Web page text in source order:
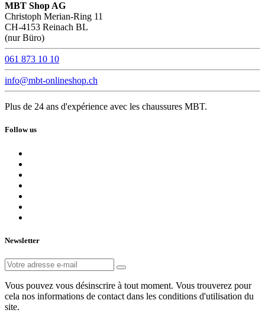
MBT Shop AG
Christoph Merian-Ring 11
CH-4153 Reinach BL
(nur Büro)
061 873 10 10
info@mbt-onlineshop.ch
Plus de 24 ans d'expérience avec les chaussures MBT.
Follow us
Newsletter
Vous pouvez vous désinscrire à tout moment. Vous trouverez pour
cela nos informations de contact dans les conditions d'utilisation du
site.